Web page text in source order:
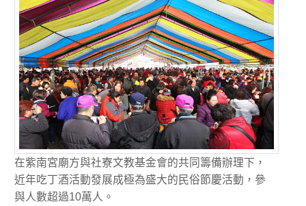
在紫南宮廟方與社寮文教基金會的共同籌備辦理下，
近年吃丁酒活動發展成極為盛大的民俗節慶活動，參
與人數超過10萬人。